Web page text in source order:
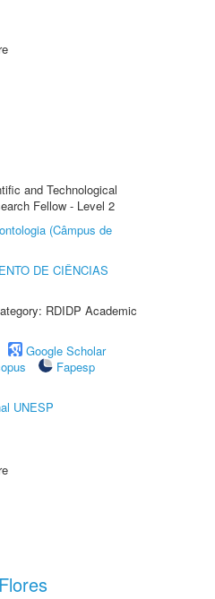
and Technological
Fellow - Level 2
(Câmpus de
DE CIÊNCIAS
RDIDP Academic
Google Scholar
Fapesp
UNESP